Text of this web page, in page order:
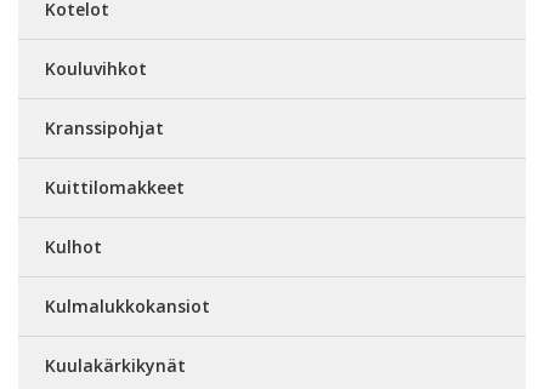
Kotelot
Kouluvihkot
Kranssipohjat
Kuittilomakkeet
Kulhot
Kulmalukkokansiot
Kuulakärkikynät